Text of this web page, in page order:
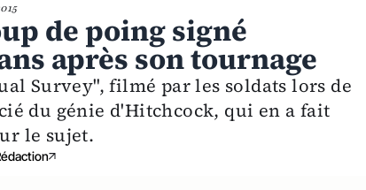
de poing signé
après son tournage
Survey", filmé par les soldats lors de
du génie d'Hitchcock, qui en a fait
le sujet.